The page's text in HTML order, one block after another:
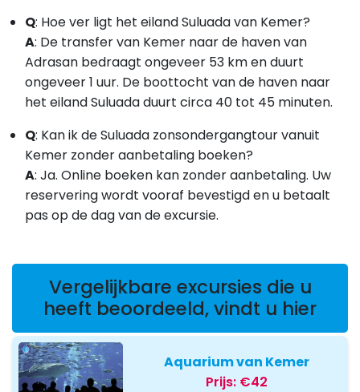
Q: Hoe ver ligt het eiland Suluada van Kemer?
A: De transfer van Kemer naar de haven van
Adrasan bedraagt ongeveer 53 km en duurt
ongeveer 1 uur. De boottocht van de haven naar
het eiland Suluada duurt circa 40 tot 45 minuten.
Q: Kan ik de Suluada zonsondergangtour vanuit
Kemer zonder aanbetaling boeken?
A: Ja. Online boeken kan zonder aanbetaling. Uw
reservering wordt vooraf bevestigd en u betaalt
pas op de dag van de excursie.
Vergelijkbare excursies die u
heeft beoordeeld, vindt u hier
Aquarium van Kemer
Prijs: €42